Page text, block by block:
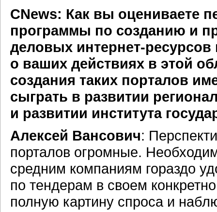
CNews: Как вы оцениваете
программы по созданию и
деловых интернет-
о ваших действиях в этой
создания таких порталов
сыграть в развитии
и развитии института
Алексей Вансович:
порталов огромные.
средним компаниям гораздо
по тендерам в своем
полную картину спроса и